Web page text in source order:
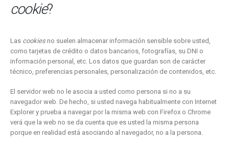
cookie?
Las cookiesno suelen almacenar información sensible sobre usted,
como tarjetas de crédito o datos bancarios, fotografías, su DNI o
información personal, etc. Los datos que guardan son de carácter
técnico, preferencias personales, personalización de contenidos, etc.
El servidor web no le asocia a usted como persona si no a su
navegador web. De hecho, si usted navega habitualmente con Internet
Explorer y prueba a navegar por la misma web con Firefox o Chrome
verá que la web no se da cuenta que es usted la misma persona
porque en realidad está asociando al navegador, no a la persona.